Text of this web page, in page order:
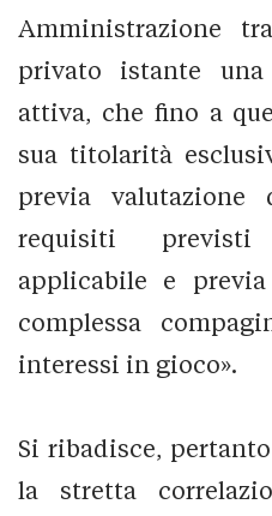
Amministrazione
privato istante
attiva, che fino a
sua titolarità
previa valutazione
requisiti
applicabile e
complessa
interessi in gioco».
Si ribadisce,
la stretta